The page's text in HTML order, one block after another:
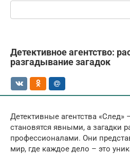
Поиск:
Детективное агентство:
разгадывание загадок
Детективные агентства «След»
становятся явными, а загадки
профессионалами. Они
мир, где каждое дело – это